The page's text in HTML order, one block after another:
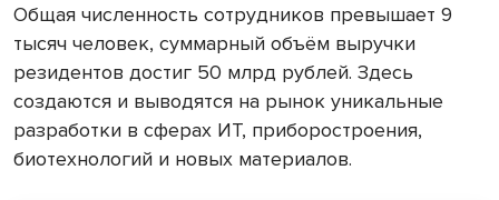
Общая численность сотрудников превышает 9
тысяч человек, суммарный объём выручки
резидентов достиг 50 млрд рублей. Здесь
создаются и выводятся на рынок уникальные
разработки в сферах ИТ, приборостроения,
биотехнологий и новых материалов.